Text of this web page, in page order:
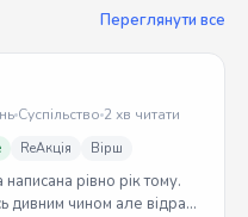
Переглянути все
Суспільство 2 хв читати
ReАкція Вірш
рівно рік тому.
дивним чином але відразу